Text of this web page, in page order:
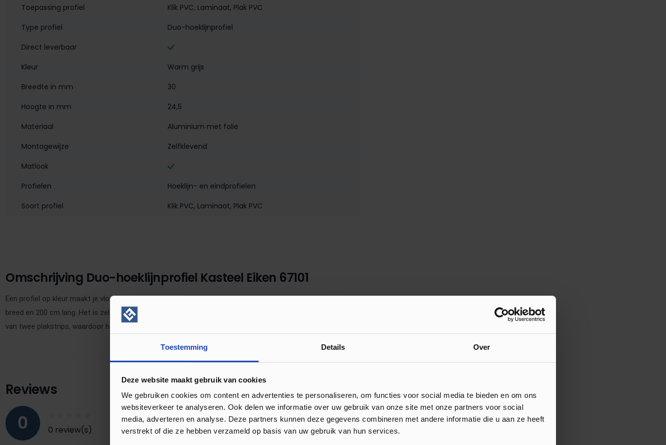
Toestemming Details Over
Deze website maakt gebruik van cookies
We gebruiken cookies om content en advertenties te personaliseren, om functies voor social media te bieden en om ons
websiteverkeer te analyseren. Ook delen we informatie over uw gebruik van onze site met onze partners voor social
media, adverteren en analyse. Deze partners kunnen deze gegevens combineren met andere informatie die u aan ze heeft
verstrekt of die ze hebben verzameld op basis van uw gebruik van hun services.
Toepassing profiel
Klik PVC, Laminaat, Plak PVC
Type profiel
Duo-hoeklijnprofiel
Direct leverbaar
Kleur
Warm grijs
Breedte in mm
30
Hoogte in mm
24,5
Materiaal
Aluminium met folie
Montagewijze
Zelfklevend
Matlook
Profielen
Hoeklijn- en eindprofielen
Soort profiel
Klik PVC, Laminaat, Plak PVC
Omschrijving Duo-hoeklijnprofiel Kasteel Eiken 67101
Een profiel op kleur maakt je vloer af! Dit 30 mm duo-hoeklijnprofiel van geanodiseerd aluminium is 24,5 mm
breed en 200 cm lang. Het is zelfklevend en in meer dan 175 kleuren folie verkrijgbaar. Dit profiel is voorzien
van twee plakstrips, waardoor het ook andersom gemonteerd kan worden.
Reviews
0 0 review(s)
Review achterlaten